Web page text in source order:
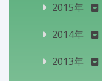
2015年
2014年
2013年